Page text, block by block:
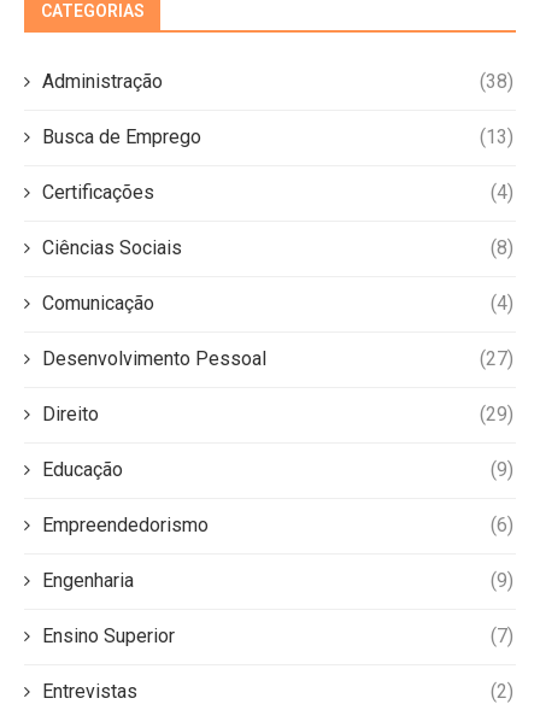
CATEGORIAS
Administração (38)
Busca de Emprego (13)
Certificações (4)
Ciências Sociais (8)
Comunicação (4)
Desenvolvimento Pessoal (27)
Direito (29)
Educação (9)
Empreendedorismo (6)
Engenharia (9)
Ensino Superior (7)
Entrevistas (2)